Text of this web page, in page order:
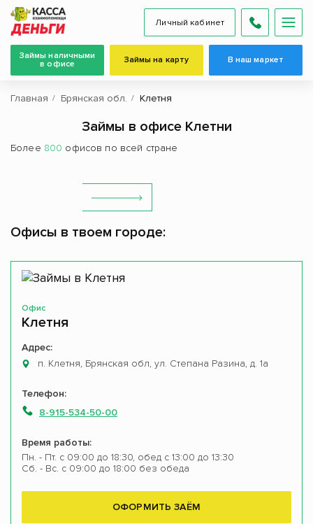
Личный кабинет
Займы наличными
в офисе
Займы на карту В наш маркет
Главная Брянская обл. Клетня
Займы в офисе Клетни
Более 800 офисов по всей стране
Офисы в твоем городе:
Офис
Клетня
Адрес:
п. Клетня, Брянская обл, ул. Степана Разина, д. 1а
Телефон:
8-915-534-50-00
Время работы:
Пн. - Пт. с 09:00 до 18:30, обед с 13:00 до 13:30
Сб. - Вс. с 09:00 до 18:00 без обеда
ОФОРМИТЬ ЗАЁМ